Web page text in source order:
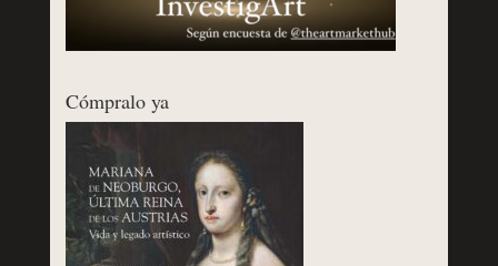
Cómpralo ya